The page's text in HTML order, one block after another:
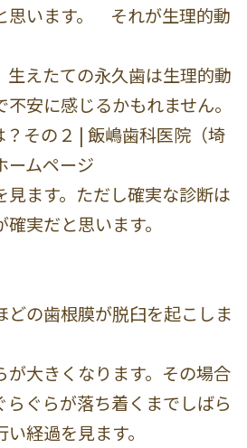
思います。 それが生理的動
生えたての永久歯は生理的動
安に感じるかもれません。
見ます。ただし確実な診断は
実だと思います。
どの歯根膜が脱臼を起こしま
が大きくなります。その場合
らぐらが落ち着くまでしばら
経過を見ます。